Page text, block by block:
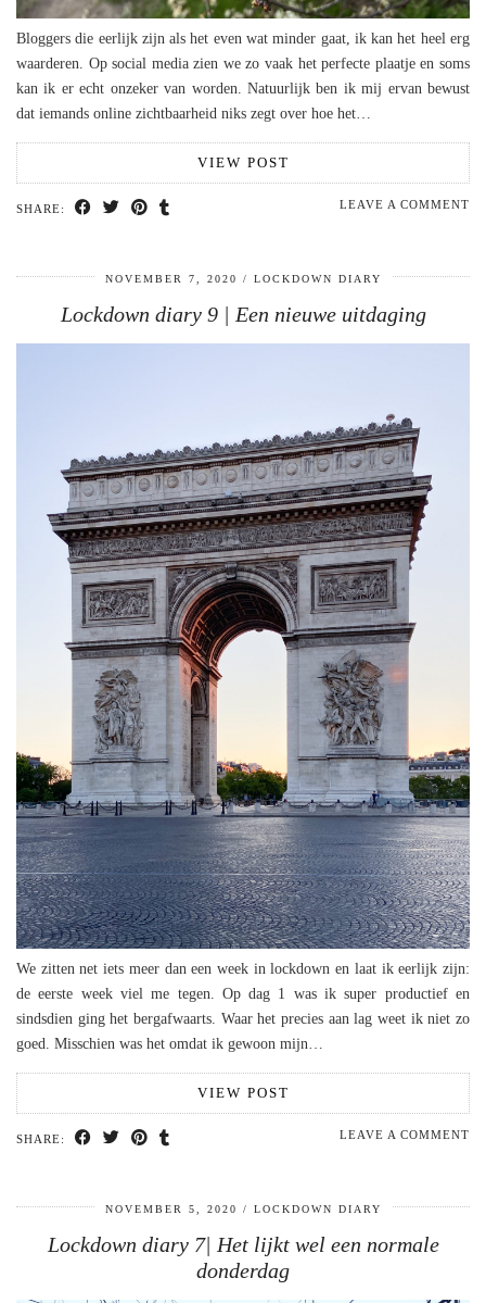
Bloggers die eerlijk zijn als het even wat minder gaat, ik kan het heel erg
waarderen. Op social media zien we zo vaak het perfecte plaatje en soms
kan ik er echt onzeker van worden. Natuurlijk ben ik mij ervan bewust
dat iemands online zichtbaarheid niks zegt over hoe het…
VIEW POST
SHARE: LEAVE A COMMENT
NOVEMBER 7, 2020 LOCKDOWN DIARY
Lockdown diary 9 | Een nieuwe uitdaging
We zitten net iets meer dan een week in lockdown en laat ik eerlijk zijn:
de eerste week viel me tegen. Op dag 1 was ik super productief en
sindsdien ging het bergafwaarts. Waar het precies aan lag weet ik niet zo
goed. Misschien was het omdat ik gewoon mijn…
VIEW POST
SHARE: LEAVE A COMMENT
NOVEMBER 5, 2020 LOCKDOWN DIARY
Lockdown diary 7| Het lijkt wel een normale
donderdag